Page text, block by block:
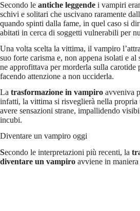
Secondo le antiche leggende i vampiri
schivi e solitari che uscivano raramente
quando spinti dalla fame, in quel caso si
abitati in cerca di soggetti vulnerabili per
Una volta scelta la vittima, il vampiro
suo forte carisma e, non appena isolati e al
ne approfittava per morderla sulla carotide
facendo attenzione a non ucciderla.
La trasformazione in vampiro avveniva
infatti, la vittima si risveglierà nella propria
avere sensazioni strane, impallidendo
incubi.
Diventare un vampiro oggi
Secondo le interpretazioni più recenti, la
diventare un vampiro avviene in